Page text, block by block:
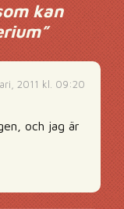
kan
”
2011 kl. 09:20
och jag är